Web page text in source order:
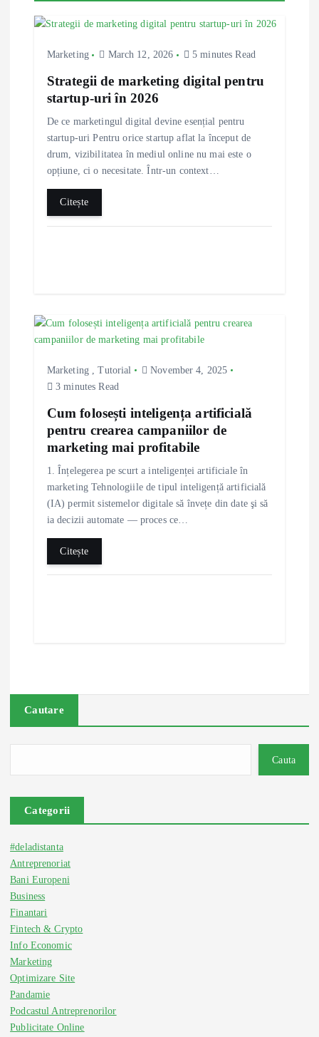
v
Marketing March 12, 2026 5 minutes Read
Strategii de marketing digital pentru
startup-uri în 2026
De ce marketingul digital devine esențial pentru
startup-uri Pentru orice startup aflat la început de
drum, vizibilitatea în mediul online nu mai este o
opțiune, ci o necesitate. Într-un context…
Citește
Marketing ,Tutorial
November 4, 2025
3 minutes Read
Cum folosești inteligența artificială
pentru crearea campaniilor de
marketing mai profitabile
1. Înțelegerea pe scurt a inteligenței artificiale în
marketing Tehnologiile de tipul inteligență artificială
(IA) permit sistemelor digitale să învețe din date şi să
ia decizii automate — proces ce…
Citește
Cautare
Cauta
Categorii
#deladistanta
Antreprenoriat
Bani Europeni
Business
Finantari
Fintech & Crypto
Info Economic
Marketing
Optimizare Site
Pandamie
Podcastul Antreprenorilor
Publicitate Online